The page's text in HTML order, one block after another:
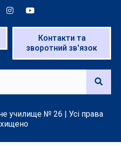
Контакти та
зворотний зв'язок
училище № 26 | Усі права